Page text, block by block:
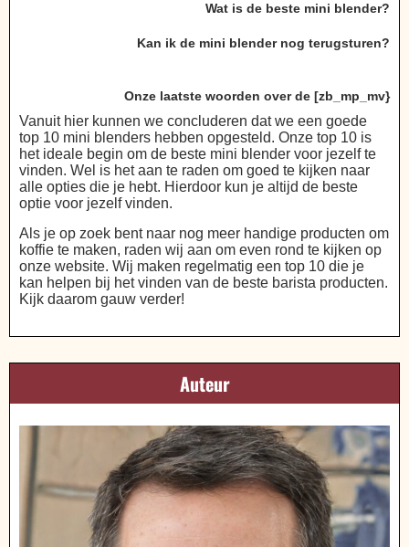
Wat is de beste mini blender?
Kan ik de mini blender nog terugsturen?
Onze laatste woorden over de [zb_mp_mv}
Vanuit hier kunnen we concluderen dat we een goede
top 10 mini blenders hebben opgesteld. Onze top 10 is
het ideale begin om de beste mini blender voor jezelf te
vinden. Wel is het aan te raden om goed te kijken naar
alle opties die je hebt. Hierdoor kun je altijd de beste
optie voor jezelf vinden.
Als je op zoek bent naar nog meer handige producten om
koffie te maken, raden wij aan om even rond te kijken op
onze website. Wij maken regelmatig een top 10 die je
kan helpen bij het vinden van de beste barista producten.
Kijk daarom gauw verder!
Auteur